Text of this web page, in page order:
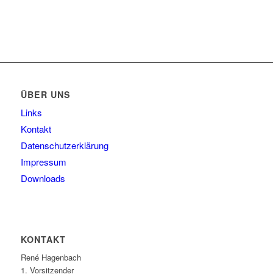
ÜBER UNS
Links
Kontakt
Datenschutzerklärung
Impressum
Downloads
KONTAKT
René Hagenbach
1. Vorsitzender